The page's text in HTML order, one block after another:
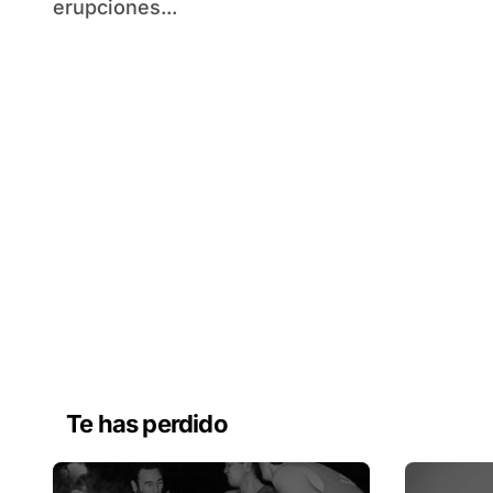
erupciones...
Te has perdido